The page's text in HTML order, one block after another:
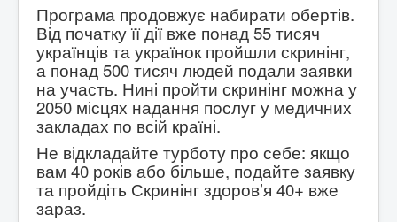
Програма продовжує набирати обертів.
Від початку її дії вже понад 55 тисяч
українців та українок пройшли скринінг,
а понад 500 тисяч людей подали заявки
на участь. Нині пройти скринінг можна у
2050 місцях надання послуг у медичних
закладах по всій країні.
Не відкладайте турботу про себе: якщо
вам 40 років або більше, подайте заявку
та пройдіть Скринінг здоров’я 40+ вже
зараз.